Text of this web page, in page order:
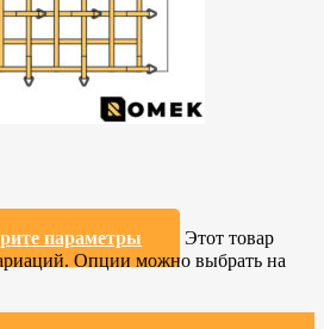
параметры
Этот товар
Опции можно выбрать на